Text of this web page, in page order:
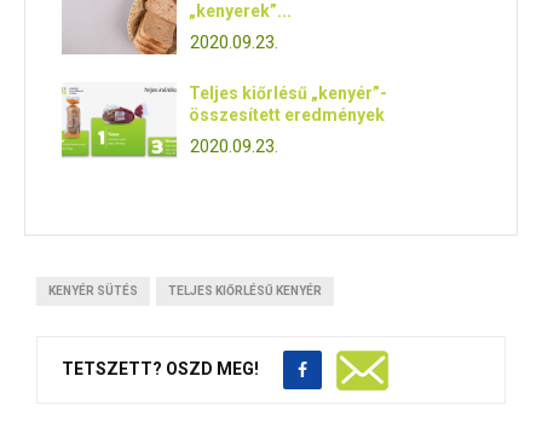
„kenyerek”...
2020.09.23.
Teljes kiőrlésű „kenyér”-
összesített eredmények
2020.09.23.
KENYÉR SÜTÉS TELJES KIŐRLÉSŰ KENYÉR
TETSZETT? OSZD MEG!